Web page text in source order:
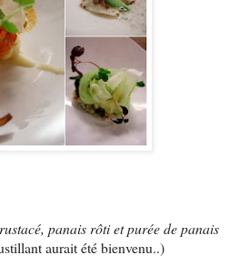
panais rôti et purée de panais
aurait été bienvenu..)